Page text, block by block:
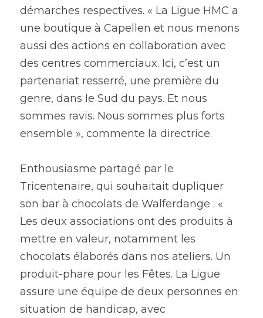
démarches respectives. « La Ligue HMC a
une boutique à Capellen et nous menons
aussi des actions en collaboration avec
des centres commerciaux. Ici, c’est un
partenariat resserré, une première du
genre, dans le Sud du pays. Et nous
sommes ravis. Nous sommes plus forts
ensemble », commente la directrice.
Enthousiasme partagé par le
Tricentenaire, qui souhaitait dupliquer
son bar à chocolats de Walferdange : «
Les deux associations ont des produits à
mettre en valeur, notamment les
chocolats élaborés dans nos ateliers. Un
produit-phare pour les Fêtes. La Ligue
assure une équipe de deux personnes en
situation de handicap, avec